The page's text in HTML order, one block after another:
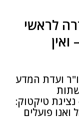
לראשי
ועדת המדע
טיקטוק:
פועלים